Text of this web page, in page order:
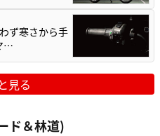
ず寒さから手
…
見る
ド＆林道)